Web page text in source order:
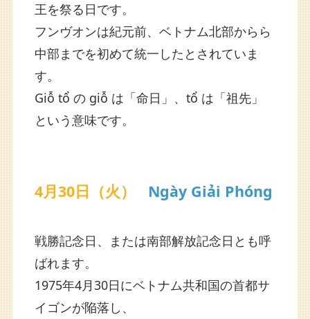
王を祭る日です。
フンヴオンは紀元前、ベトナム北部からら
中部までを初めて統一したとされていま
す。
Giỗ tổ の giỗ は「命日」、tổ は「祖先」
という意味です。
4月30日（火） Ngày Giải Phóng
戦勝記念日、または南部解放記念日とも呼
ばれます。
1975年4月30日にベトナム共和国の首都サ
イゴンが陥落し、